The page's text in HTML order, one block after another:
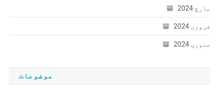
مارچ 2024
فروری 2024
جنوری 2024
موضوعات